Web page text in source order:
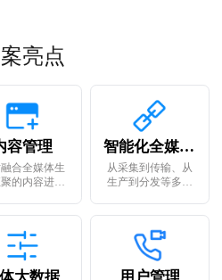
亮点
容管理
合全媒体生
的内容进行
智能化全媒体工具
从采集到传输、从
生产到分发等多种